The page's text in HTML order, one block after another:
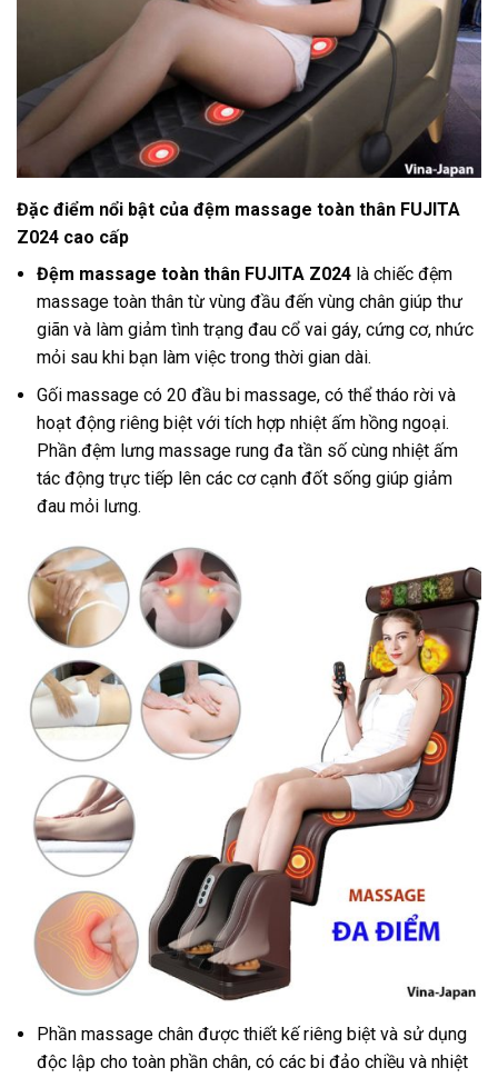
Đặc điểm nổi bật của đệm massage toàn thân FUJITA
Z024 cao cấp
Đệm massage toàn thân FUJITA Z024 là chiếc đệm
massage toàn thân từ vùng đầu đến vùng chân giúp thư
giãn và làm giảm tình trạng đau cổ vai gáy, cứng cơ, nhức
mỏi sau khi bạn làm việc trong thời gian dài.
Gối massage có 20 đầu bi massage, có thể tháo rời và
hoạt động riêng biệt với tích hợp nhiệt ấm hồng ngoại.
Phần đệm lưng massage rung đa tần số cùng nhiệt ấm
tác động trực tiếp lên các cơ cạnh đốt sống giúp giảm
đau mỏi lưng.
Phần massage chân được thiết kế riêng biệt và sử dụng
độc lập cho toàn phần chân, có các bi đảo chiều và nhiệt